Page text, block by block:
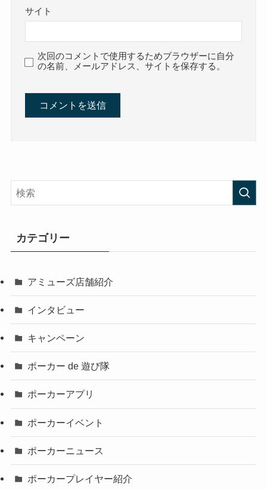
サイト
次回のコメントで使用するためブラウザーに自分
の名前、メールアドレス、サイトを保存する。
カテゴリー
アミューズ店舗紹介
インタビュー
キャンペーン
ポーカー de 遊び隊
ポーカーアプリ
ポーカーイベント
ポーカーニュース
ポーカープレイヤー紹介